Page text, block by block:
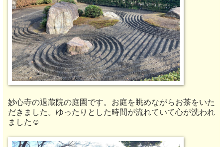
妙心寺の退蔵院の庭園です。お庭を眺めながらお茶をいた
だきました。ゆったりとした時間が流れていて心が洗われ
ました☺️